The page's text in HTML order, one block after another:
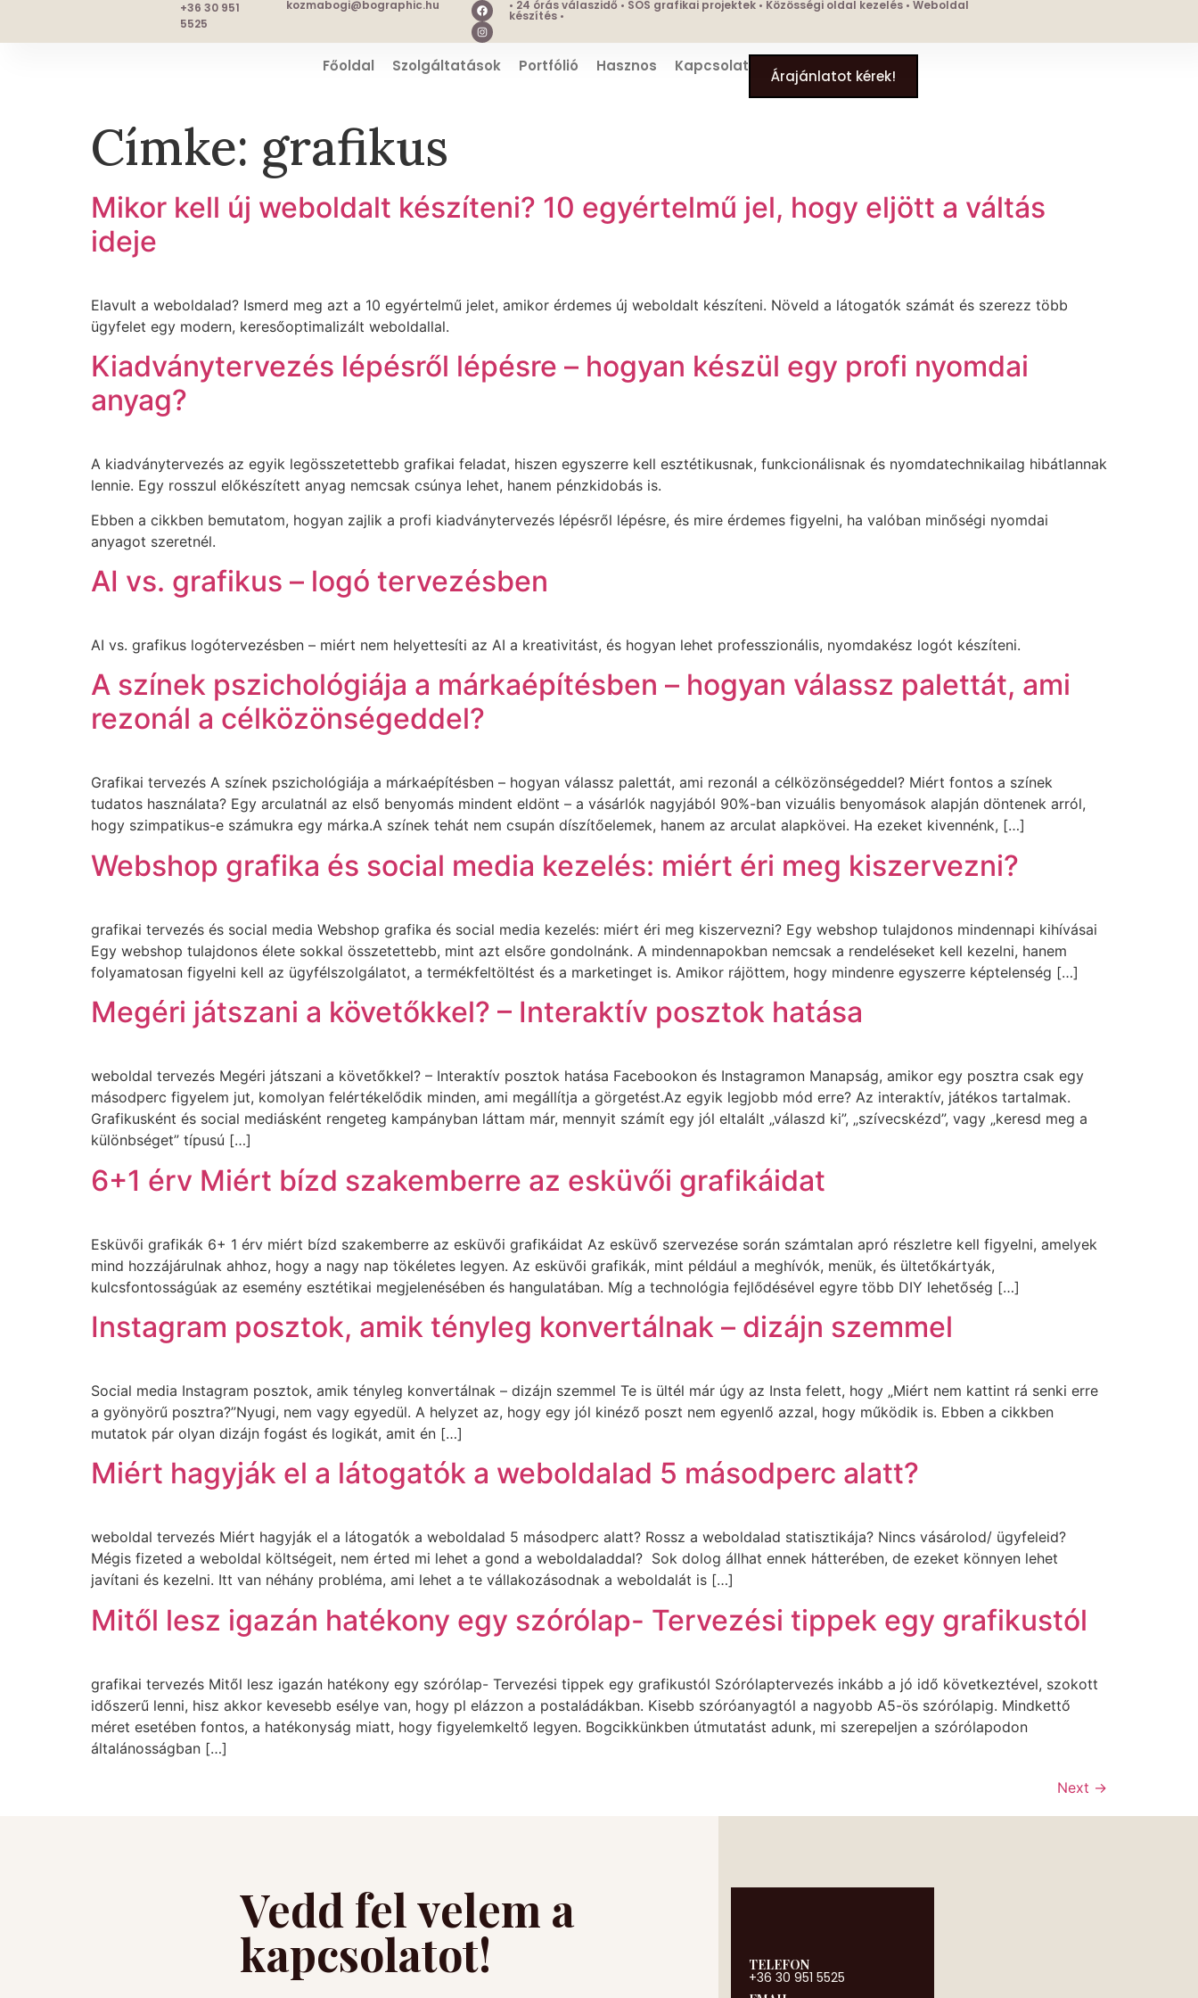
+36 30 951
5525
kozmabogi@bographic.hu • 24 órás válaszidő • SOS grafikai projektek • Közösségi oldal kezelés • Weboldal
készítés •
Főoldal Szolgáltatások Portfólió Hasznos Kapcsolat
Árajánlatot kérek!
Címke: grafikus
Mikor kell új weboldalt készíteni? 10 egyértelmű jel, hogy eljött a váltás
ideje
Elavult a weboldalad? Ismerd meg azt a 10 egyértelmű jelet, amikor érdemes új weboldalt készíteni. Növeld a látogatók számát és szerezz több
ügyfelet egy modern, keresőoptimalizált weboldallal.
Kiadványtervezés lépésről lépésre – hogyan készül egy profi nyomdai
anyag?
A kiadványtervezés az egyik legösszetettebb grafikai feladat, hiszen egyszerre kell esztétikusnak, funkcionálisnak és nyomdatechnikailag hibátlannak
lennie. Egy rosszul előkészített anyag nemcsak csúnya lehet, hanem pénzkidobás is.
Ebben a cikkben bemutatom, hogyan zajlik a profi kiadványtervezés lépésről lépésre, és mire érdemes figyelni, ha valóban minőségi nyomdai
anyagot szeretnél.
AI vs. grafikus – logó tervezésben
AI vs. grafikus logótervezésben – miért nem helyettesíti az AI a kreativitást, és hogyan lehet professzionális, nyomdakész logót készíteni.
A színek pszichológiája a márkaépítésben – hogyan válassz palettát, ami
rezonál a célközönségeddel?
Grafikai tervezés A színek pszichológiája a márkaépítésben – hogyan válassz palettát, ami rezonál a célközönségeddel? Miért fontos a színek
tudatos használata? Egy arculatnál az első benyomás mindent eldönt – a vásárlók nagyjából 90%-ban vizuális benyomások alapján döntenek arról,
hogy szimpatikus-e számukra egy márka.A színek tehát nem csupán díszítőelemek, hanem az arculat alapkövei. Ha ezeket kivennénk, […]
Webshop grafika és social media kezelés: miért éri meg kiszervezni?
grafikai tervezés és social media Webshop grafika és social media kezelés: miért éri meg kiszervezni? Egy webshop tulajdonos mindennapi kihívásai
Egy webshop tulajdonos élete sokkal összetettebb, mint azt elsőre gondolnánk. A mindennapokban nemcsak a rendeléseket kell kezelni, hanem
folyamatosan figyelni kell az ügyfélszolgálatot, a termékfeltöltést és a marketinget is. Amikor rájöttem, hogy mindenre egyszerre képtelenség […]
Megéri játszani a követőkkel? – Interaktív posztok hatása
weboldal tervezés Megéri játszani a követőkkel? – Interaktív posztok hatása Facebookon és Instagramon Manapság, amikor egy posztra csak egy
másodperc figyelem jut, komolyan felértékelődik minden, ami megállítja a görgetést.Az egyik legjobb mód erre? Az interaktív, játékos tartalmak.
Grafikusként és social mediásként rengeteg kampányban láttam már, mennyit számít egy jól eltalált „válaszd ki”, „szívecskézd”, vagy „keresd meg a
különbséget” típusú […]
6+1 érv Miért bízd szakemberre az esküvői grafikáidat
Esküvői grafikák 6+ 1 érv miért bízd szakemberre az esküvői grafikáidat Az esküvő szervezése során számtalan apró részletre kell figyelni, amelyek
mind hozzájárulnak ahhoz, hogy a nagy nap tökéletes legyen. Az esküvői grafikák, mint például a meghívók, menük, és ültetőkártyák,
kulcsfontosságúak az esemény esztétikai megjelenésében és hangulatában. Míg a technológia fejlődésével egyre több DIY lehetőség […]
Instagram posztok, amik tényleg konvertálnak – dizájn szemmel
Social media Instagram posztok, amik tényleg konvertálnak – dizájn szemmel Te is ültél már úgy az Insta felett, hogy „Miért nem kattint rá senki erre
a gyönyörű posztra?”Nyugi, nem vagy egyedül. A helyzet az, hogy egy jól kinéző poszt nem egyenlő azzal, hogy működik is. Ebben a cikkben
mutatok pár olyan dizájn fogást és logikát, amit én […]
Miért hagyják el a látogatók a weboldalad 5 másodperc alatt?
weboldal tervezés Miért hagyják el a látogatók a weboldalad 5 másodperc alatt? Rossz a weboldalad statisztikája? Nincs vásárolod/ ügyfeleid?
Mégis fizeted a weboldal költségeit, nem érted mi lehet a gond a weboldaladdal? Sok dolog állhat ennek hátterében, de ezeket könnyen lehet
javítani és kezelni. Itt van néhány probléma, ami lehet a te vállakozásodnak a weboldalát is […]
Mitől lesz igazán hatékony egy szórólap- Tervezési tippek egy grafikustól
grafikai tervezés Mitől lesz igazán hatékony egy szórólap- Tervezési tippek egy grafikustól Szórólaptervezés inkább a jó idő következtével, szokott
időszerű lenni, hisz akkor kevesebb esélye van, hogy pl elázzon a postaládákban. Kisebb szóróanyagtól a nagyobb A5-ös szórólapig. Mindkettő
méret esetében fontos, a hatékonyság miatt, hogy figyelemkeltő legyen. Bogcikkünkben útmutatást adunk, mi szerepeljen a szórólapodon
általánosságban […]
Next →
Vedd fel velem a
kapcsolatot! TELEFON
+36 30 951 5525